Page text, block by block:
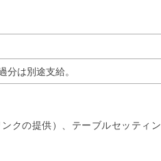
は別途支給。
クの提供）、テーブルセッティン